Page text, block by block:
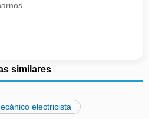
...
similares
electricista